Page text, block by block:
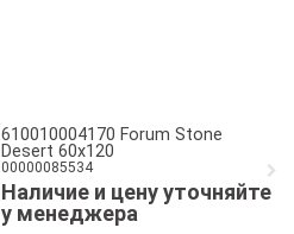
610010004170 Forum Stone
Desert 60x120
00000085534
Наличие и цену уточняйте
у менеджера